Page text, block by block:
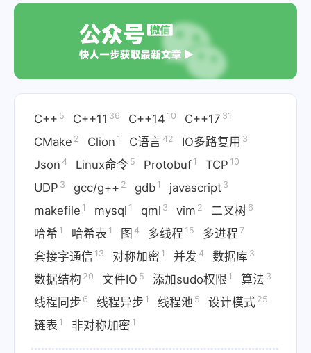
C++ 5 C++11 36 C++14 10 C++17 31
CMake 2 Clion 1 C语言 42 IO多路复用 3
Json 4 Linux命令 5 Protobuf 1 TCP 10
UDP 3 gcc/g++ 2 gdb 1 javascript 3
makefile 1 mysql 1 qml 3 vim 2 二叉树 6
哈希 1 哈希表 1 图 4 多线程 15 多进程 7
套接字通信 13 对称加密 1 并发 4 数据库 3
数据结构 20 文件IO 5 添加sudo权限 1 算法 3
线程同步 6 线程异步 1 线程池 5 设计模式 25
链表 1 非对称加密 1